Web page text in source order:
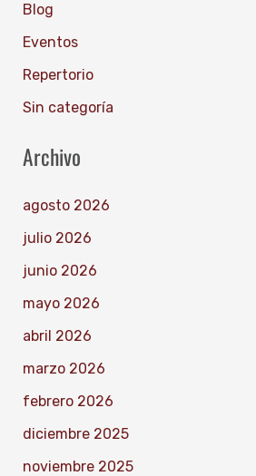
Blog
Eventos
Repertorio
Sin categoría
Archivo
agosto 2026
julio 2026
junio 2026
mayo 2026
abril 2026
marzo 2026
febrero 2026
diciembre 2025
noviembre 2025